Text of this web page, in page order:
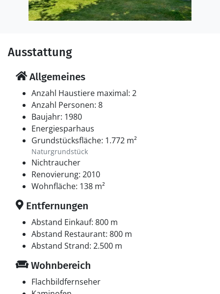
frische Seeluft genießen.
Ausstattung
Allgemeines
Anzahl Haustiere maximal: 2
Anzahl Personen: 8
Baujahr: 1980
Energiesparhaus
Grundstücksfläche: 1.772 m²
Naturgrundstück
Nichtraucher
Renovierung: 2010
Wohnfläche: 138 m²
Entfernungen
Abstand Einkauf: 800 m
Abstand Restaurant: 800 m
Abstand Strand: 2.500 m
Wohnbereich
Flachbildfernseher